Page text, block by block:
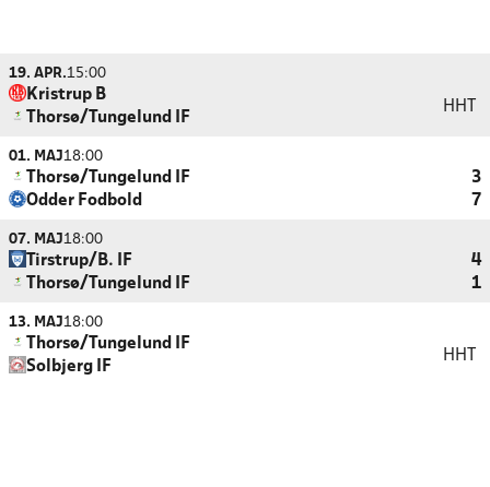
19. APR.15:00
Kristrup B
Thorsø/Tungelund IF
HHT
01. MAJ18:00
Thorsø/Tungelund IF
3
Odder Fodbold
7
07. MAJ18:00
Tirstrup/B. IF
4
Thorsø/Tungelund IF
1
13. MAJ18:00
Thorsø/Tungelund IF
Solbjerg IF
HHT